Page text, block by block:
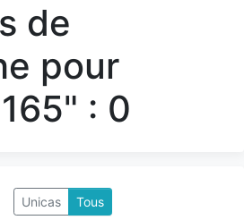
de
pour
: 0
Unicas Tous